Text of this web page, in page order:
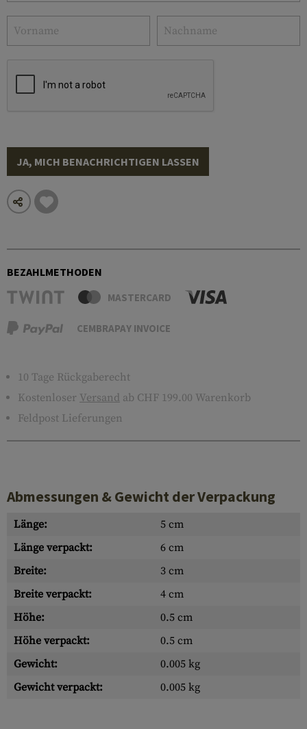
JA, MICH BENACHRICHTIGEN LASSEN
BEZAHLMETHODEN
MASTERCARD
CEMBRAPAY INVOICE
10 Tage Rückgaberecht
Kostenloser Versand ab CHF 199.00 Warenkorb
Feldpost Lieferungen
Abmessungen & Gewicht der Verpackung
Länge:
5 cm
Länge verpackt:
6 cm
Breite:
3 cm
Breite verpackt:
4 cm
Höhe:
0.5 cm
Höhe verpackt:
0.5 cm
Gewicht:
0.005 kg
Gewicht verpackt:
0.005 kg